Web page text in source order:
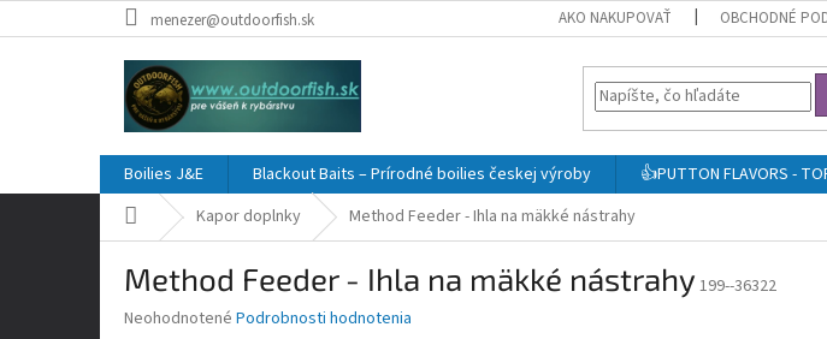
na
menezer@outdoorfish.sk AKO NAKUPOVAŤ OBCHODNÉ
Boilies J&E Blackout Baits – Prírodné boilies českej výroby 👍PUTTON FLAVORS -
DomovKapor doplnky Method Feeder - Ihla na mäkké nástrahy
Method Feeder - Ihla na mäkké nástrahy 199--36322
Priemerné
Neohodnotené Podrobnosti hodnotenia